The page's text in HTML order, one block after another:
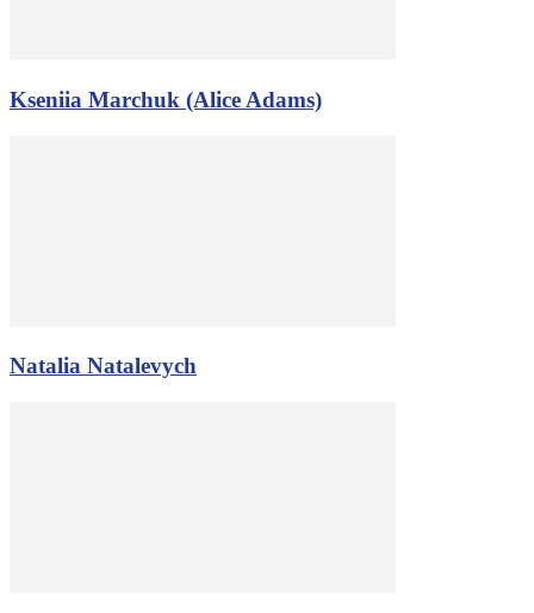
Kseniia Marchuk (Alice Adams)
Natalia Natalevych